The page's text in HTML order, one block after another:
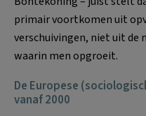
primair voortkomen uit
verschuivingen, niet uit
waarin men opgroeit.
De Europese
vanaf 2000